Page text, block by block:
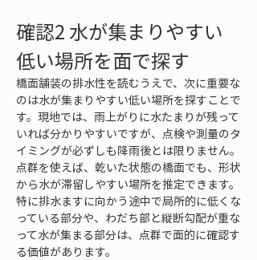
確認2 水が集まりやすい
低い場所を面で探す
橋面舗装の排水性を読むうえで、次に重要な
のは水が集まりやすい低い場所を探すことで
す。現地では、雨上がりに水たまりが残って
いれば分かりやすいですが、点検や測量のタ
イミングが必ずしも降雨後とは限りません。
点群を使えば、乾いた状態の橋面でも、形状
から水が滞留しやすい場所を推定できます。
特に排水ますに向かう途中で局所的に低くな
っている部分や、わだち部と縦断勾配が重な
って水が集まる部分は、点群で面的に確認す
る価値があります。